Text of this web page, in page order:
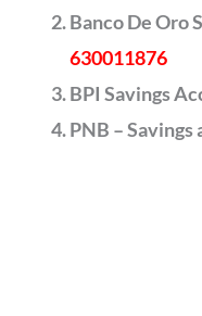
Banco De Oro
630011876
BPI Savings
PNB – Savings